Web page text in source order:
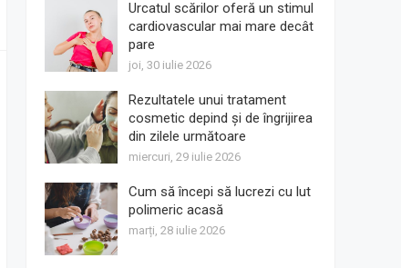
Urcatul scărilor oferă un stimul
cardiovascular mai mare decât
pare
joi, 30 iulie 2026
Rezultatele unui tratament
cosmetic depind și de îngrijirea
din zilele următoare
miercuri, 29 iulie 2026
Cum să începi să lucrezi cu lut
polimeric acasă
marți, 28 iulie 2026